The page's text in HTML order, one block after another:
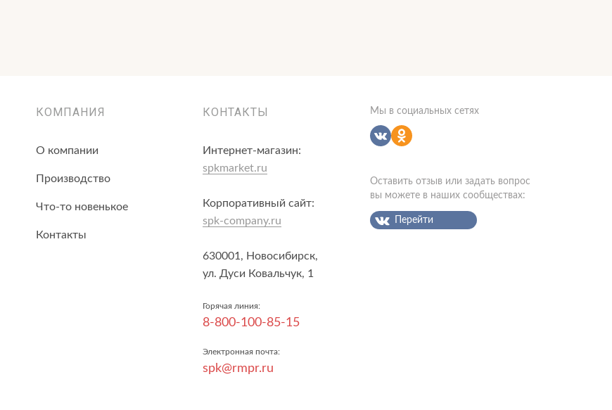
КОМПАНИЯ
О компании
Производство
Что-то новенькое
Контакты
КОНТАКТЫ
Интернет-магазин:
spkmarket.ru
Корпоративный сайт:
spk-company.ru
630001, Новосибирск,
ул. Дуси Ковальчук, 1
Горячая линия:
8-800-100-85-15
Электронная почта:
spk@rmpr.ru
Мы в социальных сетях
Оставить отзыв или задать вопрос
вы можете в наших сообществах:
Перейти